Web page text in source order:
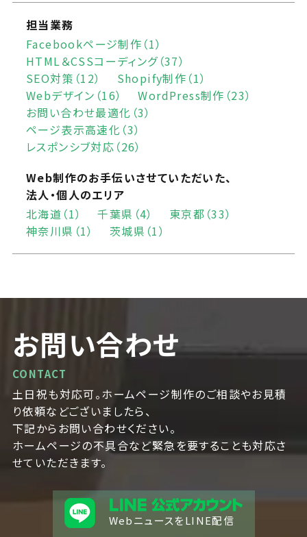
担当業務
Facebookページ制作（1）
HTML＆CSSコーディング（37）
SEO対策（12）
Shopify制作（1）
Webデザイン（16）
WordPress制作（23）
お問い合わせ最適化（3）
ページ表示高速化（3）
レスポンシブ対応（26）
Web制作のお手伝いさせていただいた、
法人・個人のエリア
北海道（1）
千葉県（4）
東京都（33）
神奈川県（1）
茨城県（1）
お問い合わせ
CONTACT
土日祝も対応可。ホームページ制作のご相談やお見積
り依頼などございましたら、
下記からお問い合わせください。
ホームページの不具合など緊急を要することも対応さ
せていただきます。
WebニュースをLINE配信